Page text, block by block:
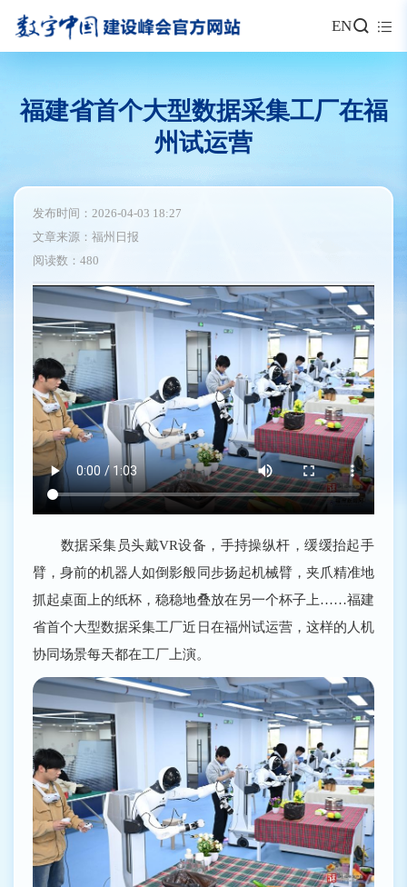
EN
福建省首个大型数据采集工厂在福
州试运营
发布时间：2026-04-03 18:27
文章来源：福州日报
阅读数：480
数据采集员头戴VR设备，手持操纵杆，缓缓抬起手
臂，身前的机器人如倒影般同步扬起机械臂，夹爪精准地
抓起桌面上的纸杯，稳稳地叠放在另一个杯子上……福建
省首个大型数据采集工厂近日在福州试运营，这样的人机
协同场景每天都在工厂上演。